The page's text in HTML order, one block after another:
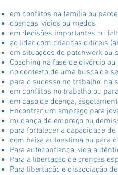
em conflitos na família ou
doenças, vícios ou medos
em decisões importantes ou
ao lidar com crianças difíceis
em situações de patchwork ou
Coaching na fase de divórcio
no contexto de uma busca de
para o sucesso no trabalho, na
em conflitos no trabalho ou
em caso de doença,
Encontrar um emprego para
mudança de emprego ou
para fortalecer a capacidade
com baixa autoestima ou para
Para autoconfiança, vida
Para a libertação de crenças
Para libertação e dissociação